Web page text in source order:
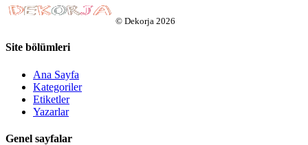
© Dekorja 2026
Site bölümleri
Ana Sayfa
Kategoriler
Etiketler
Yazarlar
Genel sayfalar